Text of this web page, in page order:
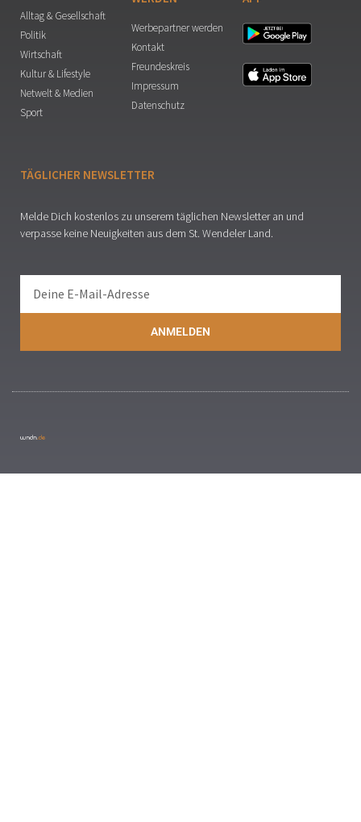
Alltag & Gesellschaft
Politik
Wirtschaft
Kultur & Lifestyle
Netwelt & Medien
Sport
Werbepartner werden
Kontakt
Freundeskreis
Impressum
Datenschutz
TÄGLICHER NEWSLETTER
Melde Dich kostenlos zu unserem täglichen Newsletter an und
verpasse keine Neuigkeiten aus dem St. Wendeler Land.
ANMELDEN